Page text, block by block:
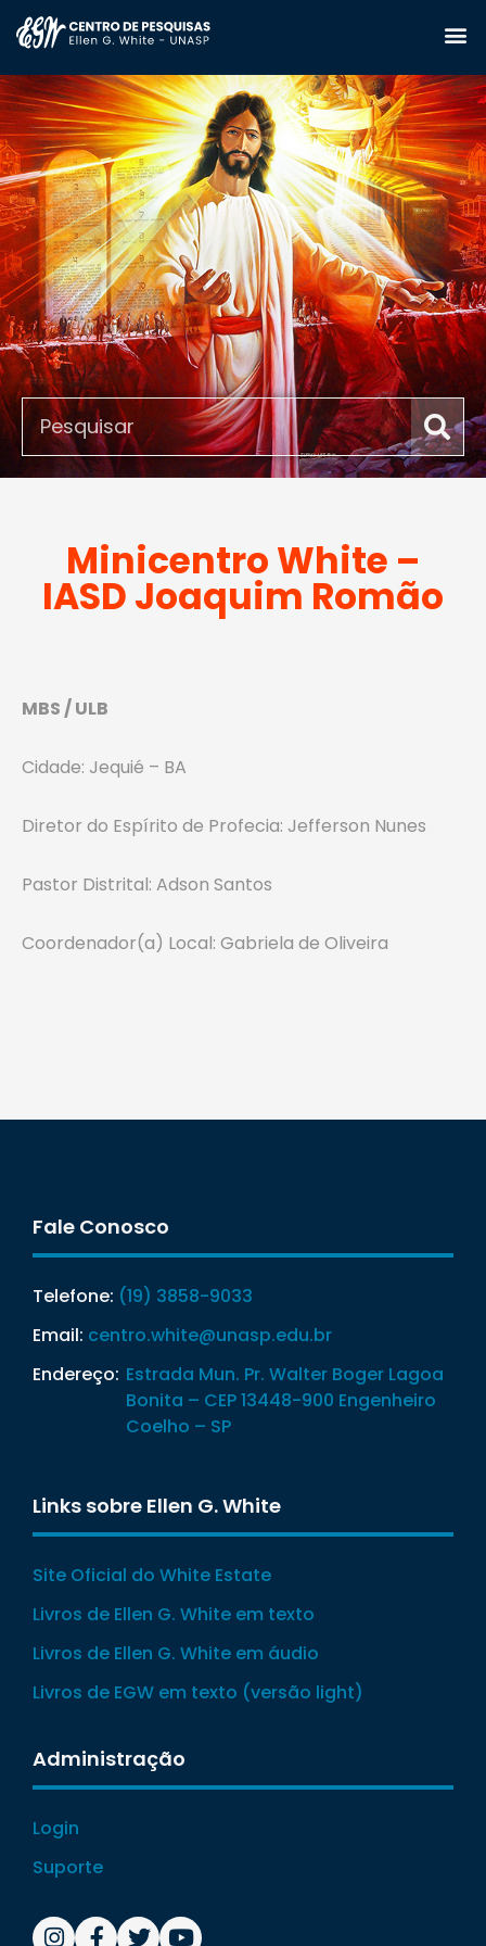
Minicentro White –
IASD Joaquim Romão
MBS / ULB
Cidade: Jequié – BA
Diretor do Espírito de Profecia: Jefferson Nunes
Pastor Distrital: Adson Santos
Coordenador(a) Local: Gabriela de Oliveira
Fale Conosco
Telefone: (19) 3858-9033
Email: centro.white@unasp.edu.br
Endereço: Estrada Mun. Pr. Walter Boger Lagoa
Bonita – CEP 13448-900 Engenheiro
Coelho – SP
Links sobre Ellen G. White
Site Oficial do White Estate
Livros de Ellen G. White em texto
Livros de Ellen G. White em áudio
Livros de EGW em texto (versão light)
Administração
Login
Suporte